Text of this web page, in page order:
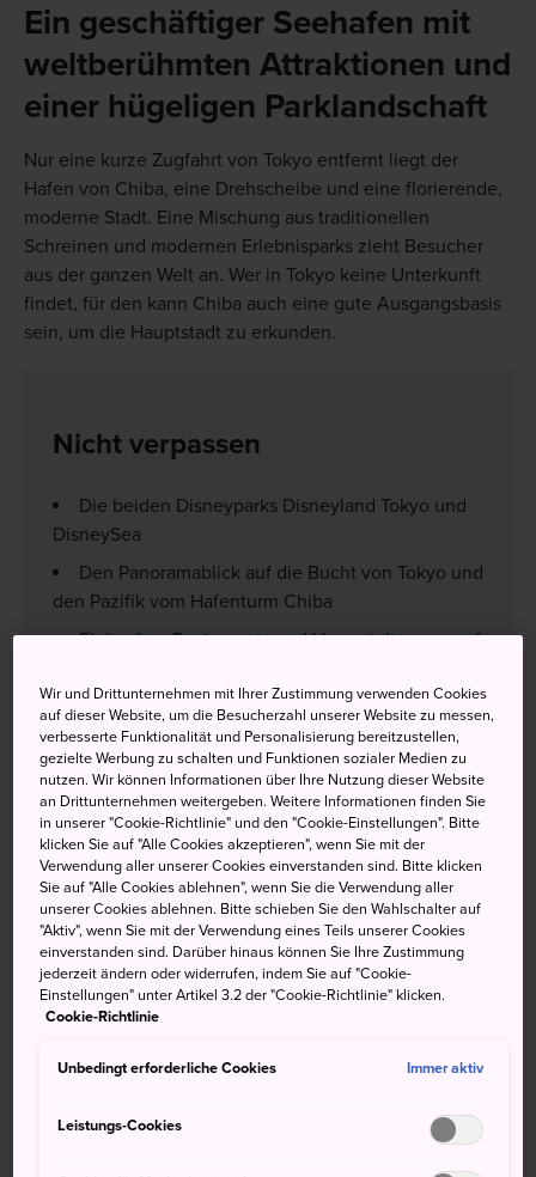
Ein geschäftiger Seehafen mit
weltberühmten Attraktionen und
einer hügeligen Parklandschaft
Nur eine kurze Zugfahrt von Tokyo entfernt liegt der
Hafen von Chiba, eine Drehscheibe und eine florierende,
moderne Stadt. Eine Mischung aus traditionellen
Schreinen und modernen Erlebnisparks zieht Besucher
aus der ganzen Welt an. Wer in Tokyo keine Unterkunft
findet, für den kann Chiba auch eine gute Ausgangsbasis
sein, um die Hauptstadt zu erkunden.
Nicht verpassen
Die beiden Disneyparks Disneyland Tokyo und
DisneySea
Den Panoramablick auf die Bucht von Tokyo und
den Pazifik vom Hafenturm Chiba
Einkaufen, Restaurants und Veranstaltungen auf
Anfahrt
Chiba ist nur eine kurze Fahrt auf den JR Lines von
mehreren großen Bahnhöfen in Tokyo entfernt.
Die JR Sobu Line verläuft durchShinjuku
, Ochanomizu
undAkihabara
bis zum Bahnhof Chiba.
Die Keiyo Line fährt ab demBahnhof Tokyo
und hält
unterwegs in Maihama (Disneyland), Kaihin-Makuhari
Wir und Drittunternehmen mit Ihrer Zustimmung verwenden Cookies
auf dieser Website, um die Besucherzahl unserer Website zu messen,
verbesserte Funktionalität und Personalisierung bereitzustellen,
gezielte Werbung zu schalten und Funktionen sozialer Medien zu
nutzen. Wir können Informationen über Ihre Nutzung dieser Website
an Drittunternehmen weitergeben. Weitere Informationen finden Sie
in unserer "Cookie-Richtlinie" und den "Cookie-Einstellungen". Bitte
klicken Sie auf "Alle Cookies akzeptieren", wenn Sie mit der
Verwendung aller unserer Cookies einverstanden sind. Bitte klicken
Sie auf "Alle Cookies ablehnen", wenn Sie die Verwendung aller
unserer Cookies ablehnen. Bitte schieben Sie den Wahlschalter auf
"Aktiv", wenn Sie mit der Verwendung eines Teils unserer Cookies
einverstanden sind. Darüber hinaus können Sie Ihre Zustimmung
jederzeit ändern oder widerrufen, indem Sie auf "Cookie-
Einstellungen" unter Artikel 3.2 der "Cookie-Richtlinie" klicken.
Cookie-Richtlinie
Unbedingt erforderliche Cookies Immer aktiv
Leistungs-Cookies